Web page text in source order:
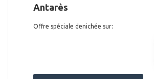
Antarès
Offre spéciale denichée sur: